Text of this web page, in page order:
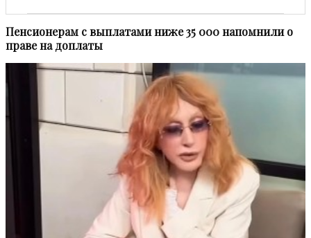
Пенсионерам с выплатами ниже 35 000 напомнили о
праве на доплаты